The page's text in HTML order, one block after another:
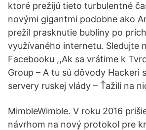
ktoré prežijú tieto turbulentné
novými gigantmi podobne ako
prežil prasknutie bubliny po
využívaného internetu. Sledujte
Facebooku ,,Ak sa vrátime k
Group – A tu sú dôvody Hackeri
servery ruskej vlády – Ťažili na
MimbleWimble. V roku 2016
návrhom na nový protokol pre